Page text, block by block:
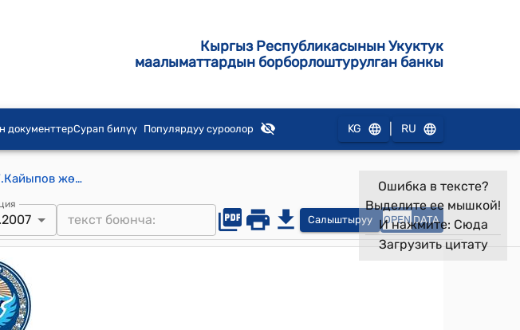
Кыргыз Республикасынын Укуктук
маалыматтардын борборлоштурулган банкы
документтерСурап билүү Популярдуу суроолор KG RU
КР Президентинин 2007-жылдын 27-декабрындагы ПЖ № 583 "М.Т.Кайыпов жөнүндө"
Салыштыруу OPEN DATA
Ошибка в тексте?
Выделите ее мышкой!
И нажмите: Сюда
Загрузить цитату